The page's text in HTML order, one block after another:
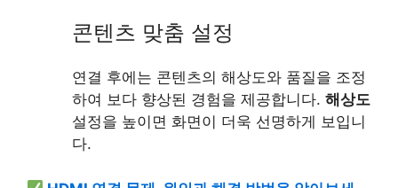
콘텐츠 맞춤 설정
연결 후에는 콘텐츠의 해상도와 품질을 조정
하여 보다 향상된 경험을 제공합니다. 해상도
설정을 높이면 화면이 더욱 선명하게 보입니
다.